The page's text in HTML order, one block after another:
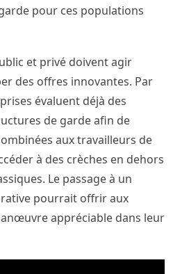
pour ces populations
et privé doivent agir
des offres innovantes. Par
évaluent déjà des
de garde afin de
aux travailleurs de
à des crèches en dehors
Le passage à un
pourrait offrir aux
appréciable dans leur